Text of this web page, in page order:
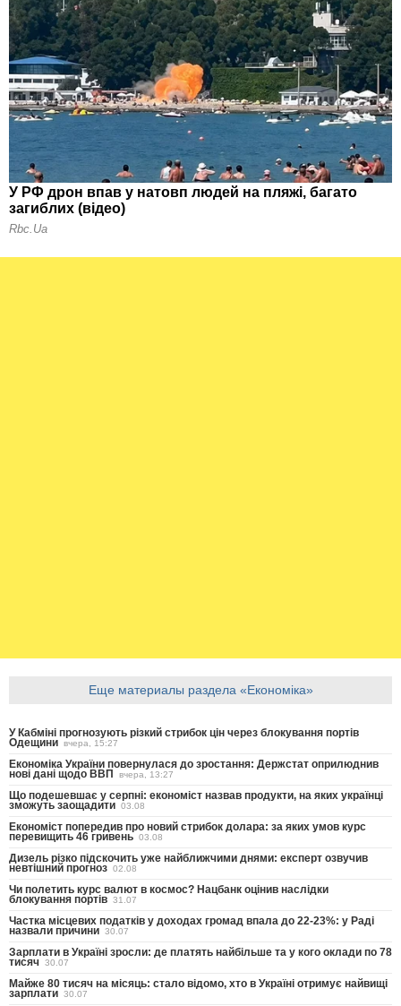
Еще материалы раздела «Економіка»
У Кабміні прогнозують різкий стрибок цін через блокування портів
Одещини вчера, 15:27
Економіка України повернулася до зростання: Держстат оприлюднив
нові дані щодо ВВП вчера, 13:27
Що подешевшає у серпні: економіст назвав продукти, на яких українці
зможуть заощадити 03.08
Економіст попередив про новий стрибок долара: за яких умов курс
перевищить 46 гривень 03.08
Дизель різко підскочить уже найближчими днями: експерт озвучив
невтішний прогноз 02.08
Чи полетить курс валют в космос? Нацбанк оцінив наслідки
блокування портів 31.07
Частка місцевих податків у доходах громад впала до 22-23%: у Раді
назвали причини 30.07
Зарплати в Україні зросли: де платять найбільше та у кого оклади по 78
тисяч 30.07
Майже 80 тисяч на місяць: стало відомо, хто в Україні отримує найвищі
зарплати 30.07